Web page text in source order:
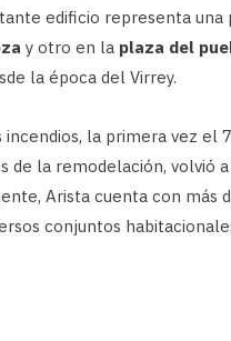
edificio representa una
y otro en la plaza del
la época del Virrey.
la primera vez el
de la remodelación, volvió
Arista cuenta con más
conjuntos